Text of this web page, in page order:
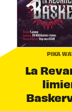
PIKA
La